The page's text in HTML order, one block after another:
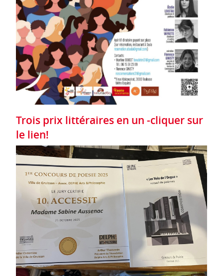
Trois prix littéraires en un -cliquer sur
le lien!